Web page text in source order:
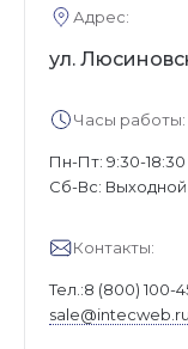
Адрес:
ул.
Часы работы:
Пн-Пт: 9:30-18:30
Cб-Вс: Выходной
Контакты:
Тел.:8 (800) 100-
sale@intecweb.ru